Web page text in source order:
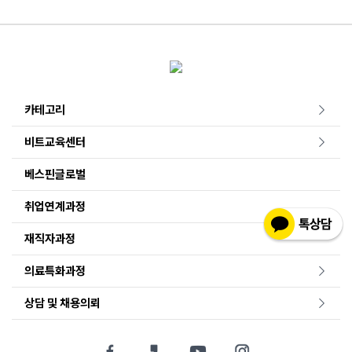
카테고리
비트교육센터
베스핀글로벌
취업연계과정
재직자과정
의료특화과정
상담 및 채용의뢰